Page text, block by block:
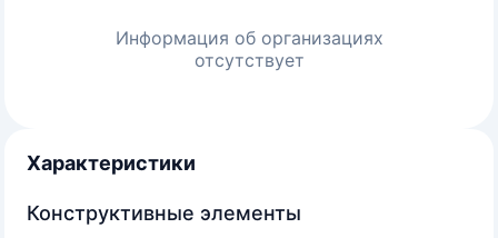
Информация об организациях
отсутствует
Характеристики
Конструктивные элементы